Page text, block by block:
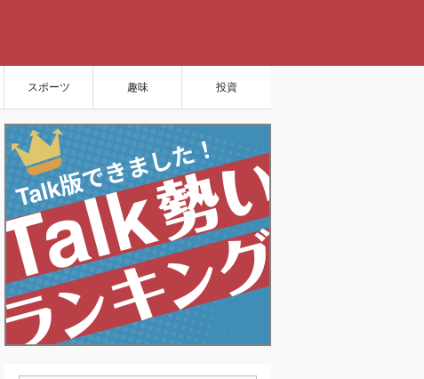
スポーツ 趣味 投資